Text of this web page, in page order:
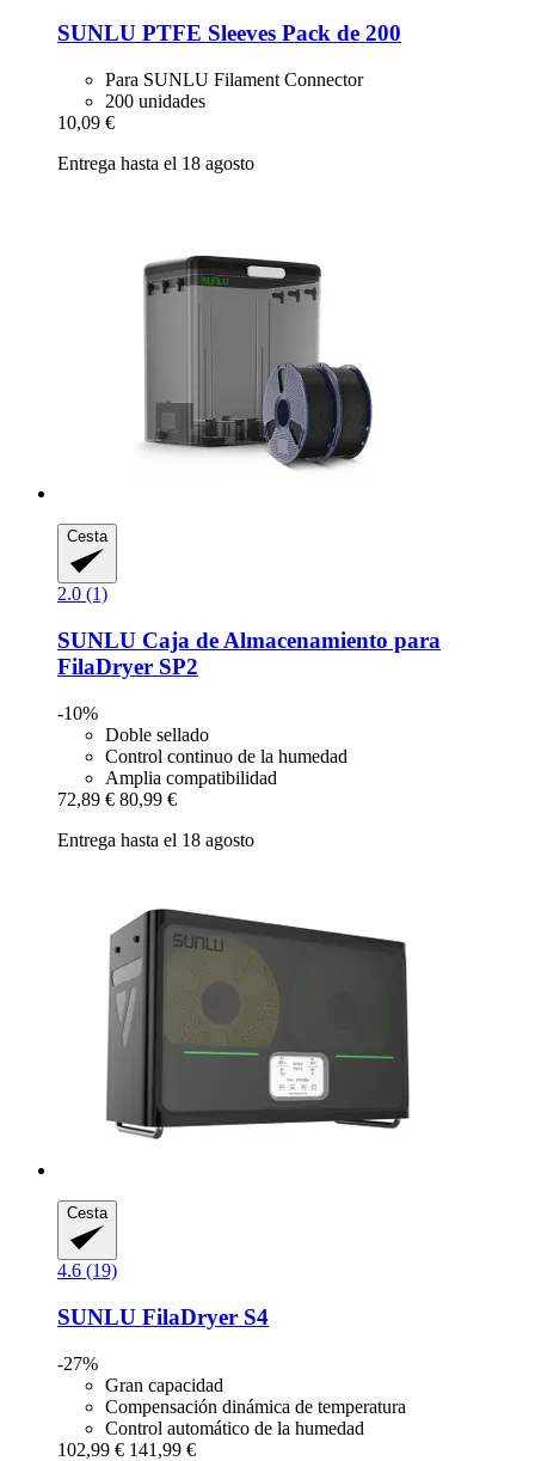
SUNLU PTFE Sleeves Pack de 200
Para SUNLU Filament Connector
200 unidades
10,09 €
Entrega hasta el 18 agosto
Cesta
2.0 (1)
SUNLU Caja de Almacenamiento para
FilaDryer SP2
-10%
Doble sellado
Control continuo de la humedad
Amplia compatibilidad
72,89 € 80,99 €
Entrega hasta el 18 agosto
Cesta
4.6 (19)
SUNLU FilaDryer S4
-27%
Gran capacidad
Compensación dinámica de temperatura
Control automático de la humedad
102,99 € 141,99 €